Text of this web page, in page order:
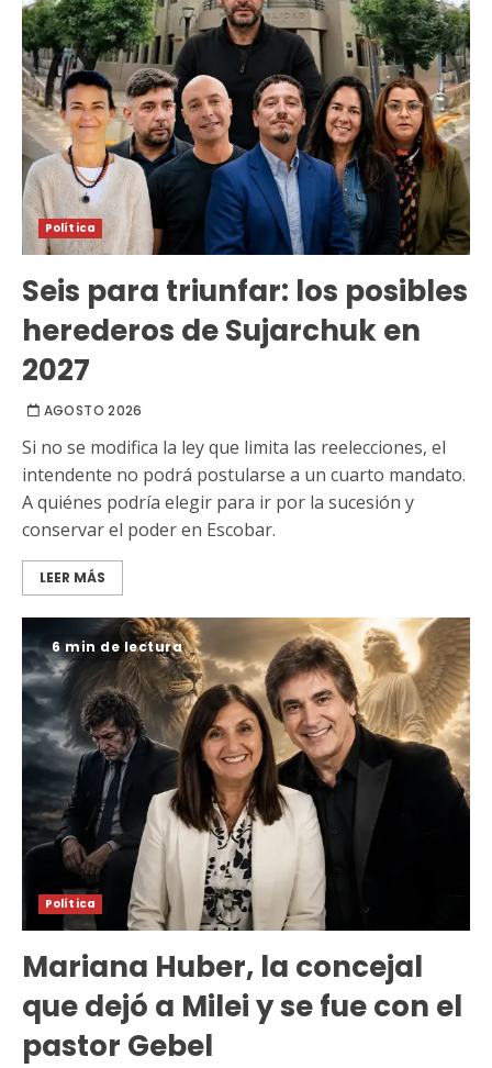
Política
Seis para triunfar: los posibles
herederos de Sujarchuk en
2027
AGOSTO 2026
Si no se modifica la ley que limita las reelecciones, el
intendente no podrá postularse a un cuarto mandato.
A quiénes podría elegir para ir por la sucesión y
conservar el poder en Escobar.
LEER MÁS
6 min de lectura
Política
Mariana Huber, la concejal
que dejó a Milei y se fue con el
pastor Gebel